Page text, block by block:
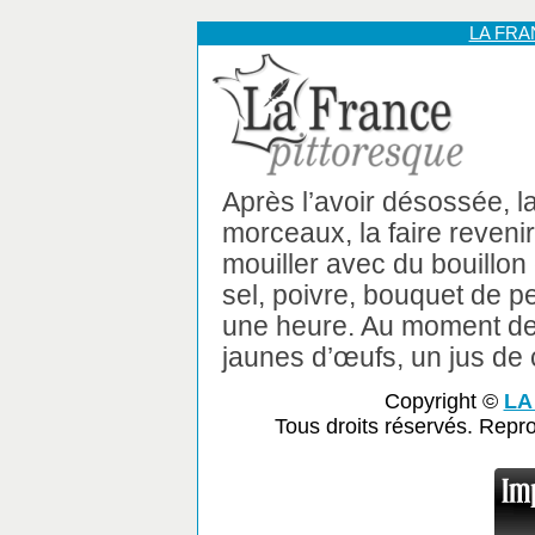
LA
Après l’avoir désossée,
morceaux, la faire
mouiller avec du
sel, poivre, bouquet de
une heure. Au moment
jaunes d’œufs, un jus de
Copyright ©
Tous droits réservés.